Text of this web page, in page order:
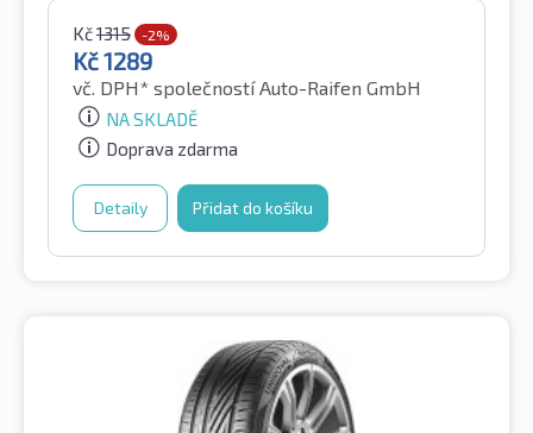
Kč1315 -2%
Kč1289
vč. DPH* společností Auto-Raifen GmbH
NA SKLADĚ
Doprava zdarma
Detaily Přidat do košíku